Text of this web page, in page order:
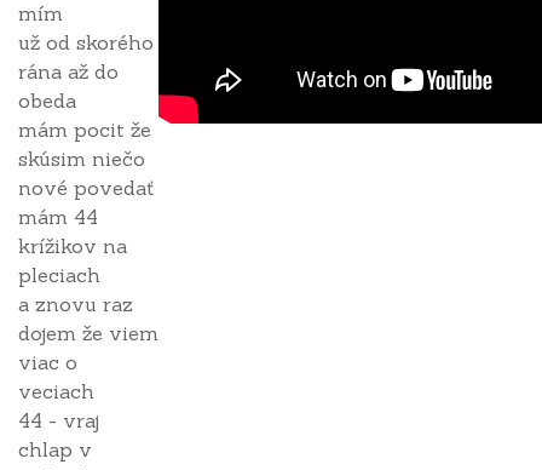
mím
už od skorého
rána až do
obeda
mám pocit že
skúsim niečo
nové povedať
mám 44
krížikov na
pleciach
a znovu raz
dojem že viem
viac o
veciach
44 - vraj
chlap v